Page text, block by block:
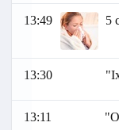
13:49 5
13:30
13:11